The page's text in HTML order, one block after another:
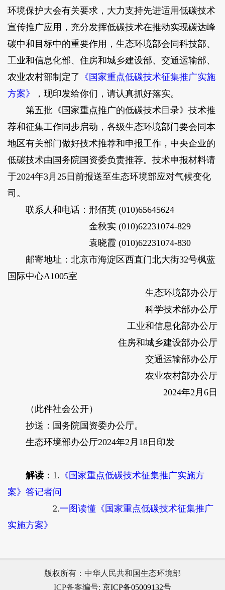
环境保护大会有关要求，大力支持先进适用低碳技术
宣传推广应用，充分发挥低碳技术在推动实现碳达峰
碳中和目标中的重要作用，生态环境部会同科技部、
工业和信息化部、住房和城乡建设部、交通运输部、
农业农村部制定了 《国家重点低碳技术征集推广实施
方案》
，现印发给你们，请认真抓好落实。
第五批《国家重点推广的低碳技术目录》技术推
荐和征集工作同步启动，各级生态环境部门要会同本
地区有关部门做好技术推荐和申报工作，中央企业的
低碳技术由国务院国资委负责推荐。技术申报材料请
于2024年3月25日前报送至生态环境部应对气候变化
司。
联系人和电话：邢佰英 (010)65645624
金秋实 (010)62231074-829
袁晓霞 (010)62231074-830
邮寄地址：北京市海淀区西直门北大街32号枫蓝
国际中心A1005室
生态环境部办公厅
科学技术部办公厅
工业和信息化部办公厅
住房和城乡建设部办公厅
交通运输部办公厅
农业农村部办公厅
2024年2月6日
（此件社会公开）
抄送：国务院国资委办公厅。
生态环境部办公厅2024年2月18日印发
解读： 1. 《国家重点低碳技术征集推广实施方
案》答记者问
2.一图读懂《国家重点低碳技术征集推广
实施方案》
版权所有：中华人民共和国生态环境部
ICP备案编号: 京ICP备05009132号